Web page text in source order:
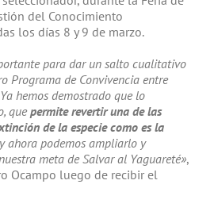
del Conocimiento
los días 8 y 9 de marzo.
para dar un salto cualitativo
Programa de Convivencia entre
hemos demostrado que lo
quepermite revertir una de las
de la especie como es la
ahora podemos ampliarlo y
meta de Salvar al Yaguareté»,
Ocampo luego de recibir el